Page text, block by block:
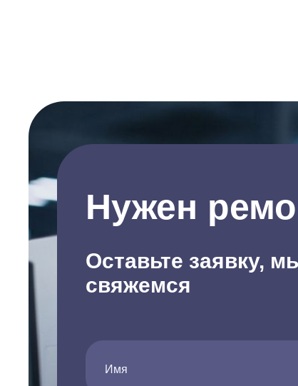
Нужен
Оставьте заявку,
свяжемся
Имя